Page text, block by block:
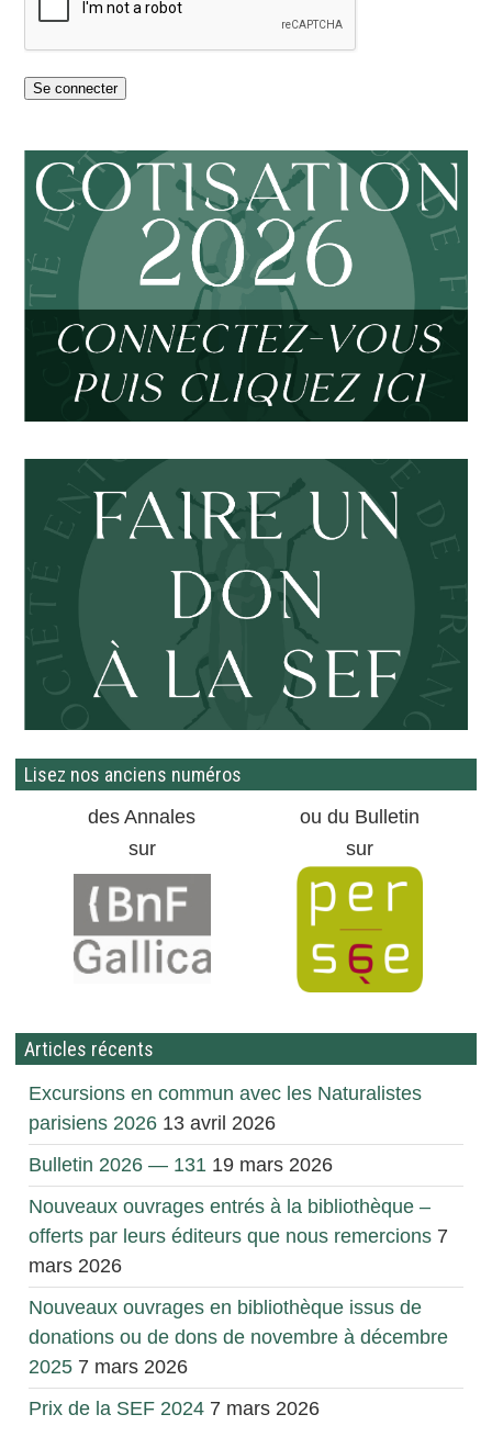
Se connecter
Lisez nos anciens numéros
des Annales
ou du Bulletin
sur
sur
Articles récents
Excursions en commun avec les Naturalistes
parisiens 2026 13 avril 2026
Bulletin 2026 — 131 19 mars 2026
Nouveaux ouvrages entrés à la bibliothèque –
offerts par leurs éditeurs que nous remercions 7
mars 2026
Nouveaux ouvrages en bibliothèque issus de
donations ou de dons de novembre à décembre
2025 7 mars 2026
Prix de la SEF 2024 7 mars 2026